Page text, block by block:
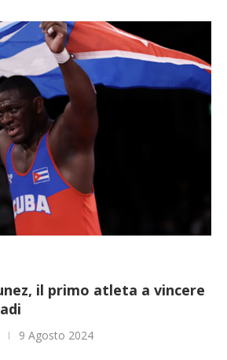
il primo atleta a vincere
9 Agosto 2024